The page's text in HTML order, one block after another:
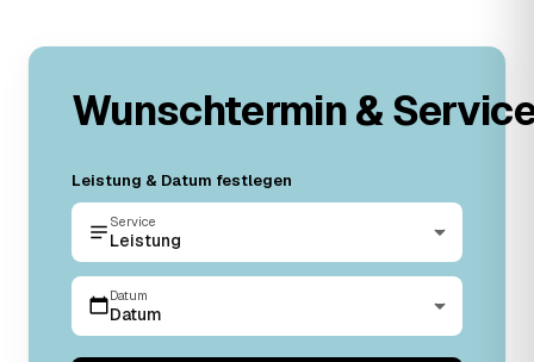
Wunschtermin &
Leistung & Datum festlegen
Service
Leistung
Datum
Datum